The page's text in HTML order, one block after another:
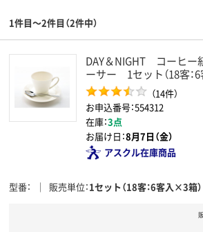
1件目～2件目（2件中）
DAY＆NIGHT コーヒー
ーサー 1セット（18客：
（14件）
お申込番号：554312
在庫：3点
お届け日：8月7日（金）
アスクル在庫商品
型番 販売単位 1セット（18客：6客入×3箱）